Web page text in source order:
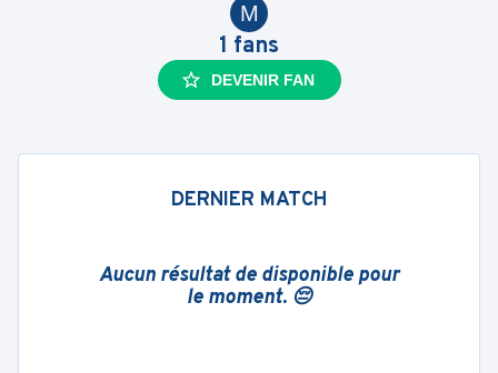
M
1 fans
DEVENIR FAN
DERNIER MATCH
Aucun résultat de disponible pour
le moment. 😔